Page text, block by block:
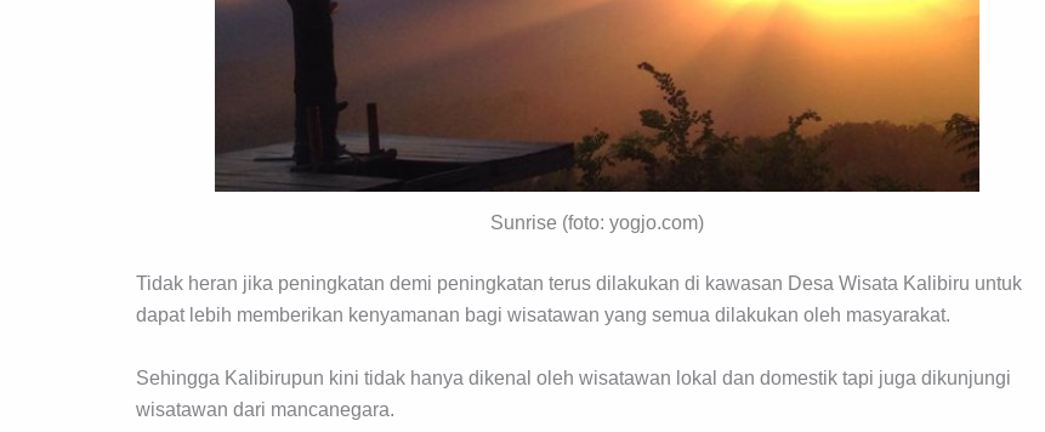
Sunrise (foto: yogjo.com)
Tidak heran jika peningkatan demi peningkatan terus dilakukan di kawasan Desa Wisata Kalibiru untuk
dapat lebih memberikan kenyamanan bagi wisatawan yang semua dilakukan oleh masyarakat.
Sehingga Kalibirupun kini tidak hanya dikenal oleh wisatawan lokal dan domestik tapi juga dikunjungi
wisatawan dari mancanegara.